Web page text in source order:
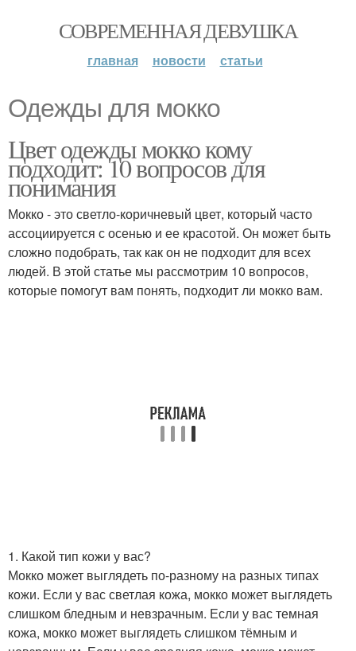
СОВРЕМЕННАЯ ДЕВУШКА
главная новости статьи
Одежды для мокко
Цвет одежды мокко кому
подходит: 10 вопросов для
понимания
Мокко - это светло-коричневый цвет, который часто
ассоциируется с осенью и ее красотой. Он может быть
сложно подобрать, так как он не подходит для всех
людей. В этой статье мы рассмотрим 10 вопросов,
которые помогут вам понять, подходит ли мокко вам.
1. Какой тип кожи у вас?
Мокко может выглядеть по-разному на разных типах
кожи. Если у вас светлая кожа, мокко может выглядеть
слишком бледным и невзрачным. Если у вас темная
кожа, мокко может выглядеть слишком тёмным и